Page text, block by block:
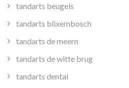
tandarts beugels
tandarts blixembosch
tandarts de meern
tandarts de witte brug
tandarts dental